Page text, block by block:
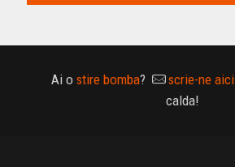
Ai o stire bomba? scrie-ne aici
calda!